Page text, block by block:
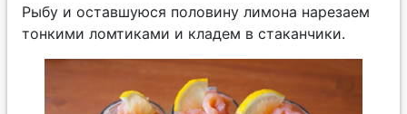
Рыбу и оставшуюся половину лимона нарезаем
тонкими ломтиками и кладем в стаканчики.